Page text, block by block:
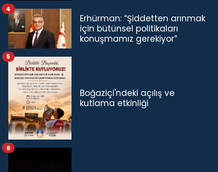
Erhürman: “Şiddetten arınmak
için bütünsel politikaları
konuşmamız gerekiyor”
4
Boğaziçi'ndeki açılış ve
kutlama etkinliği
5
6